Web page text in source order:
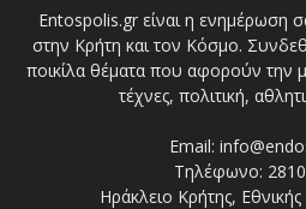
Entospolis.gr είναι η ενημέρωση
στην Κρήτη και τον Κόσμο.
ποικίλα θέματα που αφορούν την
τέχνες, πολιτική,
Email:
Τηλέφωνο:
Ηράκλειο Κρήτης,